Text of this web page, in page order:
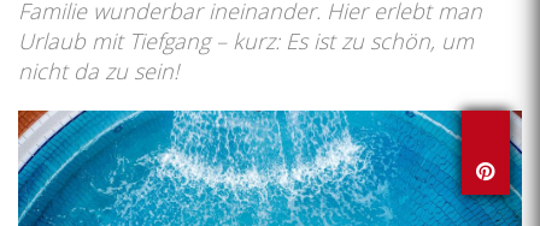
Familie wunderbar ineinander. Hier erlebt man
Urlaub mit Tiefgang – kurz: Es ist zu schön, um
nicht da zu sein!